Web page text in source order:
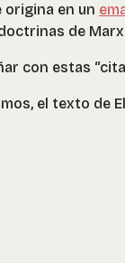
origina en un
de
con estas
el texto de